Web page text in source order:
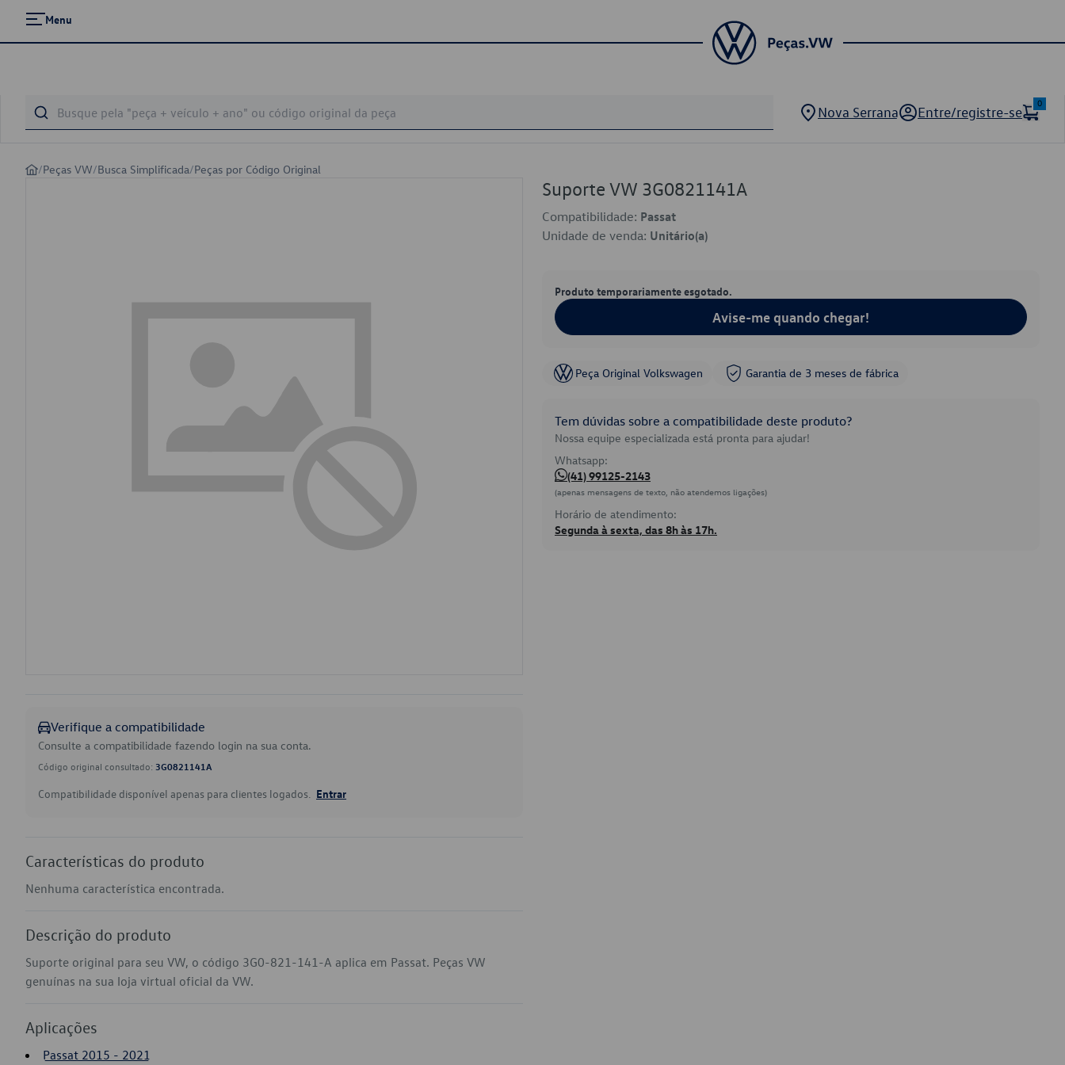
Menu
Nova Serrana Entre/registre-se
0
/Peças VW/Busca Simplificada/Peças por Código Original
Verifique a compatibilidade
Consulte a compatibilidade fazendo login na sua conta.
Código original consultado: 3G0821141A
Compatibilidade disponível apenas para clientes logados. Entrar
Características do produto
Nenhuma característica encontrada.
Descrição do produto
Suporte original para seu VW, o código 3G0-821-141-A aplica em Passat. Peças VW
genuínas na sua loja virtual oficial da VW.
Aplicações
Passat 2015 - 2021
Suporte VW 3G0821141A
Compatibilidade: Passat
Unidade de venda: Unitário(a)
Produto temporariamente esgotado.
Avise-me quando chegar!
Peça Original Volkswagen Garantia de 3 meses de fábrica
Tem dúvidas sobre a compatibilidade deste produto?
Nossa equipe especializada está pronta para ajudar!
Whatsapp:
(41) 99125-2143
(apenas mensagens de texto, não atendemos ligações)
Horário de atendimento:
Segunda à sexta, das 8h às 17h.